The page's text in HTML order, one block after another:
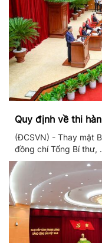
Quy định về thi
(ĐCSVN) - Thay mặt
đồng chí Tổng Bí thư,